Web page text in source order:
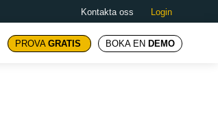
Kontakta oss Login
PROVA GRATIS BOKA EN DEMO